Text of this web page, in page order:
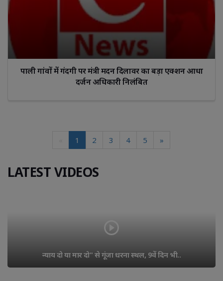
पाली गांवों में गंदगी पर मंत्री मदन दिलावर का बड़ा एक्शन आधा
दर्जन अधिकारी निलंबित
1 2 3 4 5 »
LATEST VIDEOS
हालात में..